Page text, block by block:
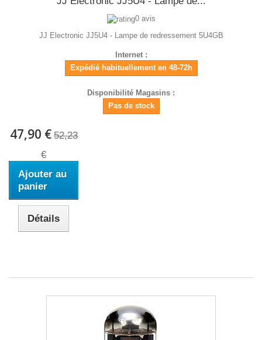
0 avis
JJ Electronic JJ5U4 - Lampe de redressement 5U4GB
Internet :
Expédié habituellement en 48-72h
Disponibilité Magasins :
Pas de stock
47,90 € 52,23
€
Ajouter au
panier
Détails